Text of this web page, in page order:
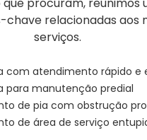
relacionadas aos
serviços.
com atendimento rápido e
para manutenção predial
de pia com obstrução
de área de serviço